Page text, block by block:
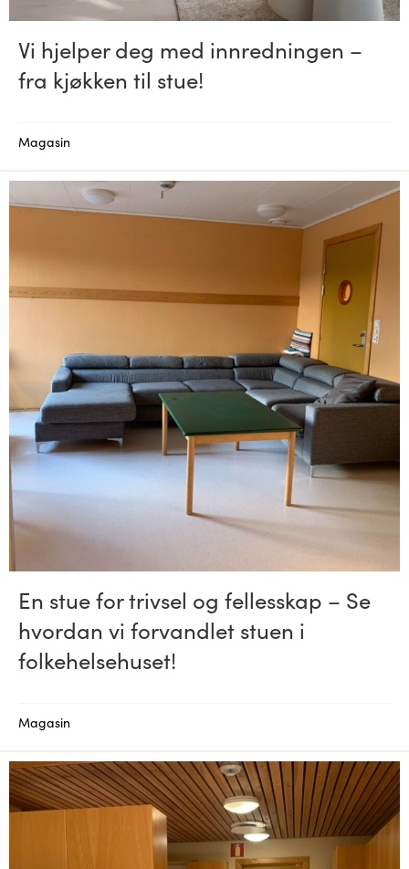
Vi hjelper deg med innredningen –
fra kjøkken til stue!
Magasin
En stue for trivsel og fellesskap – Se
hvordan vi forvandlet stuen i
folkehelsehuset!
Magasin